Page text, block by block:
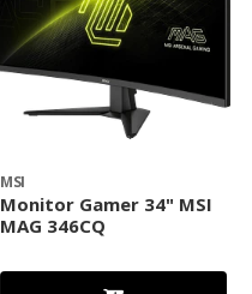
MSI
Monitor Gamer 34" MSI
MAG 346CQ